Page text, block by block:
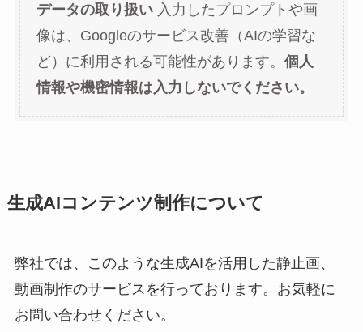
データの取り扱い入力したプロンプトや画
像は、Googleのサービス改善（AIの学習な
ど）に利用される可能性があります。 個人
情報や機密情報は入力しないでください。
生成AIコンテンツ制作について
弊社では、このような生成AIを活用した静止画、
動画制作のサービスを行っております。お気軽に
お問い合わせください。